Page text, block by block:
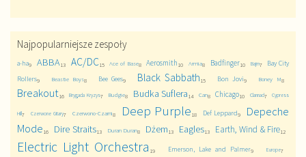
Najpopularniejsze zespoły
a-ha9 ABBA13 AC/DC15 Ace of Base8 Aerosmith 10 Armia8 Badfinger10 Bajm7
Bay City
Rollers9 Beastie Boys8 Bee Gees9 Black Sabbath 15 Bon Jovi9 Boney M8
Breakout16 Brygada Kryzys7 Budgie8 Budka Suflera 14 Can8 Chicago10 Clannad7 Cypress
Hill7 Czerwone Gitary7 Czerwono-Czarni8 Deep Purple 18 Def Leppard9
Depeche
Mode 16 Dire Straits13 Duran Duran8 Dżem 13 Eagles13 Earth, Wind & Fire12
Electric Light Orchestra 19 Emerson, Lake and Palmer9 Europe7